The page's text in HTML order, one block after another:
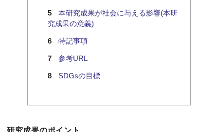
本研究成果が社会に与える影響(本研
究成果の意義)
特記事項
参考URL
SDGsの目標
研究成果のポイント